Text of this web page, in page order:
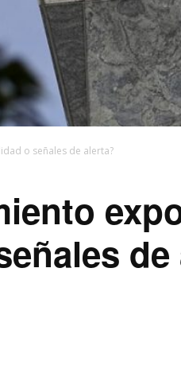
o señales de alerta?
de